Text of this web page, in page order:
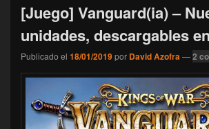
[Juego] Vanguard(ia) –
unidades, descargables
Publicado el 18/01/2019por David Azofra—2